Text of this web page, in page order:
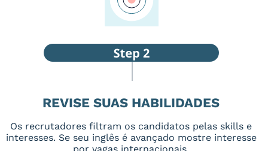
REVISE SUAS HABILIDADES
Os recrutadores filtram os candidatos pelas skills e
interesses. Se seu inglês é avançado mostre interesse